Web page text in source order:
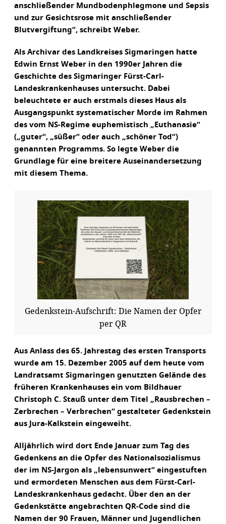
anschließender Mundbodenphlegmone und Sepsis
und zur Gesichtsrose mit anschließender
Blutvergiftung“, schreibt Weber.
Als Archivar des Landkreises Sigmaringen hatte
Edwin Ernst Weber in den 1990er Jahren die
Geschichte des Sigmaringer Fürst-Carl-
Landeskrankenhauses untersucht. Dabei
beleuchtete er auch erstmals dieses Haus als
Ausgangspunkt systematischer Morde im Rahmen
des vom NS-Regime euphemistisch „Euthanasie“
(„guter“, „süßer“ oder auch „schöner Tod“)
genannten Programms. So legte Weber die
Grundlage für eine breitere Auseinandersetzung
mit diesem Thema.
Gedenkstein-Aufschrift: Die Namen der Opfer
per QR
Aus Anlass des 65. Jahrestag des ersten Transports
wurde am 15. Dezember 2005 auf dem heute vom
Landratsamt Sigmaringen genutzten Gelände des
früheren Krankenhauses ein vom Bildhauer
Christoph C. Stauß unter dem Titel „Rausbrechen –
Zerbrechen – Verbrechen“ gestalteter Gedenkstein
aus Jura-Kalkstein eingeweiht.
Alljährlich wird dort Ende Januar zum Tag des
Gedenkens an die Opfer des Nationalsozialismus
der im NS-Jargon als „lebensunwert“ eingestuften
und ermordeten Menschen aus dem Fürst-Carl-
Landeskrankenhaus gedacht. Über den an der
Gedenkstätte angebrachten QR-Code sind die
Namen der 90 Frauen, Männer und Jugendlichen